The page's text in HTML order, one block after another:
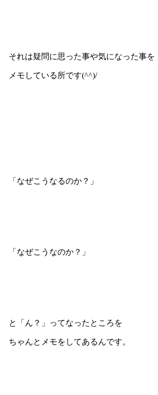
それは疑問に思った事や気になった事を
メモしている所です(^^)/
「なぜこうなるのか？」
「なぜこうなのか？」
と「ん？」ってなったところを
ちゃんとメモをしてあるんです。